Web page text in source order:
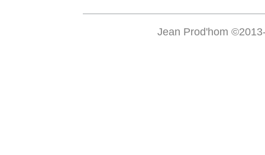
Jean Prod'hom